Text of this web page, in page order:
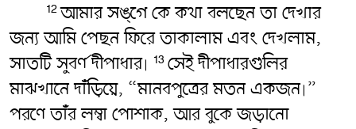
12আমার সঙ্গে কে কথা বলছেন তা দেখার
জন্য আমি পেছন ফিরে তাকালাম এবং দেখলাম,
সাতটি সুবর্ণ দীপাধার৷ 13 সেই দীপাধারগুলির
মাঝখানে দাঁড়িয়ে, “মানবপুত্রের মতন একজন৷”
পরণে তাঁর লম্বা পোশাক, আর বুকে জড়ানো